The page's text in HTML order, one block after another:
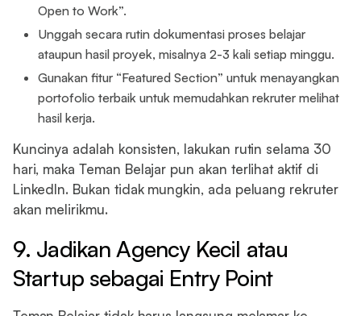
Open to Work”.
Unggah secara rutin dokumentasi proses belajar
ataupun hasil proyek, misalnya 2-3 kali setiap minggu.
Gunakan fitur “Featured Section” untuk menayangkan
portofolio terbaik untuk memudahkan rekruter melihat
hasil kerja.
Kuncinya adalah konsisten, lakukan rutin selama 30
hari, maka Teman Belajar pun akan terlihat aktif di
LinkedIn. Bukan tidak mungkin, ada peluang rekruter
akan melirikmu.
9. Jadikan Agency Kecil atau
Startup sebagai Entry Point